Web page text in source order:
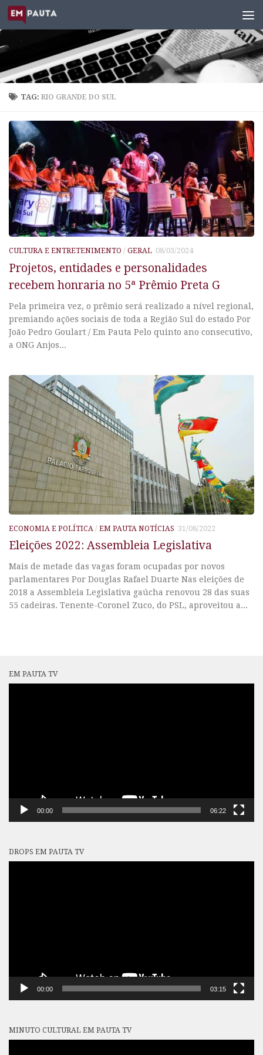
Skip to content
TAG:RIO GRANDE DO SUL
CULTURA E ENTRETENIMENTO / GERAL 08/03/2024
Projetos, entidades e personalidades
recebem honraria no 5ª Prêmio Preta G
Pela primeira vez, o prêmio será realizado a nível regional,
premiando ações sociais de toda a Região Sul do estado Por
João Pedro Goulart / Em Pauta Pelo quinto ano consecutivo,
a ONG Anjos...
ECONOMIA E POLÍTICA / EM PAUTA NOTÍCIAS 31/08/2022
Eleições 2022: Assembleia Legislativa
Mais de metade das vagas foram ocupadas por novos
parlamentares Por Douglas Rafael Duarte Nas eleições de
2018 a Assembleia Legislativa gaúcha renovou 28 das suas
55 cadeiras. Tenente-Coronel Zuco, do PSL, aproveitou a...
EM PAUTA TV
00:00 06:22
DROPS EM PAUTA TV
00:00 03:15
MINUTO CULTURAL EM PAUTA TV